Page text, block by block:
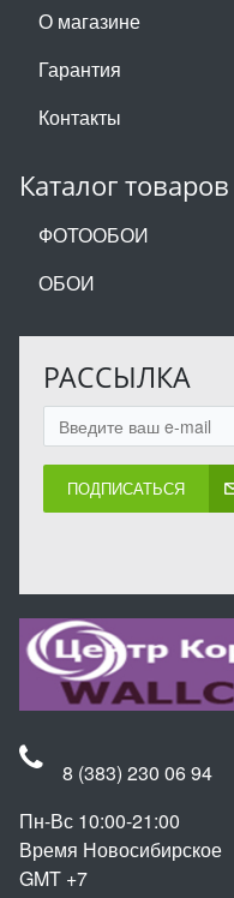
О магазине
Гарантия
Контакты
Каталог товаров
ФОТООБОИ
ОБОИ
РАССЫЛКА
ПОДПИСАТЬСЯ
8 (383) 230 06 94
Пн-Вс 10:00-21:00
Время Новосибирское
GMT +7